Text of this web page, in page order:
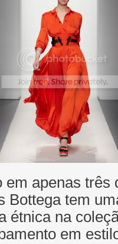
em apenas três
Bottega tem
étnica na
em